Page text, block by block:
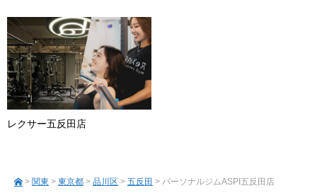
レクサー五反田店
> 関東 > 東京都 > 品川区 > 五反田 > パーソナルジムASPI五反田店